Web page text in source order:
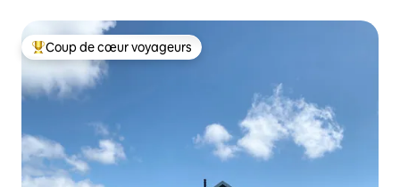
Coups de cœur voyageurs les plus appréciés
Coup de cœur voyageurs